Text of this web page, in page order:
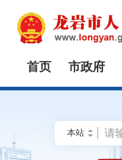
首页 市政府